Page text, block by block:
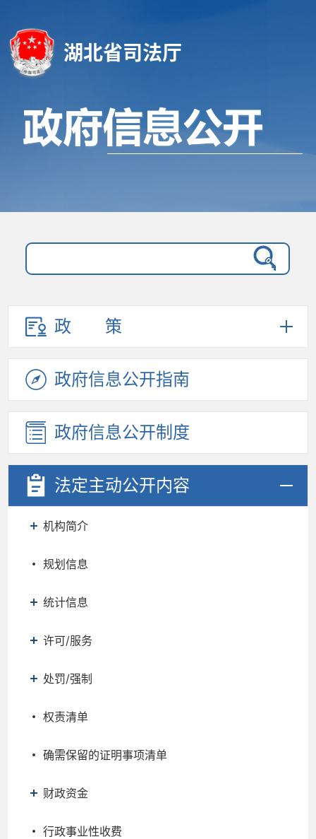
湖北省司法厅
政策
政府信息公开指南
政府信息公开制度
法定主动公开内容
机构简介
规划信息
统计信息
许可/服务
处罚/强制
权责清单
确需保留的证明事项清单
财政资金
行政事业性收费